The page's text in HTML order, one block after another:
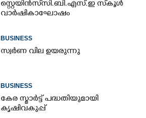
സ്റ്റെയിൻസ് സി.ബി.എസ്.ഇ സ്‌കൂൾ
വാർഷികാഘോഷം
BUSINESS
സ്വർണ വില ഉയരുന്നു
BUSINESS
കേര സ്മാർട്ട് പദ്ധതിയുമായി
കൃഷിവകുപ്പ്